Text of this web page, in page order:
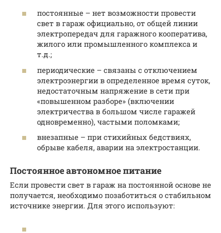
постоянные – нет возможности провести
свет в гараж официально, от общей линии
электропередач для гаражного кооператива,
жилого или промышленного комплекса и
т.д.;
периодические – связаны с отключением
электроэнергии в определенное время суток,
недостаточным напряжение в сети при
«повышенном разборе» (включении
электричества в большом числе гаражей
одновременно), частыми поломками;
внезапные – при стихийных бедствиях,
обрыве кабеля, аварии на электростанции.
Постоянное автономное питание
Если провести свет в гараж на постоянной основе не
получается, необходимо позаботиться о стабильном
источнике энергии. Для этого используют: